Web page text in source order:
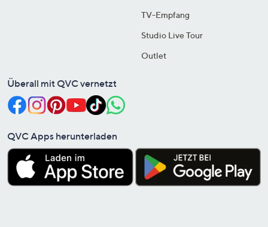
TV-Empfang
Studio Live Tour
Outlet
Überall mit QVC vernetzt
QVC Apps herunterladen